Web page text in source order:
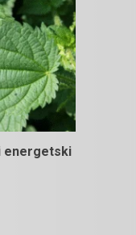
energetski